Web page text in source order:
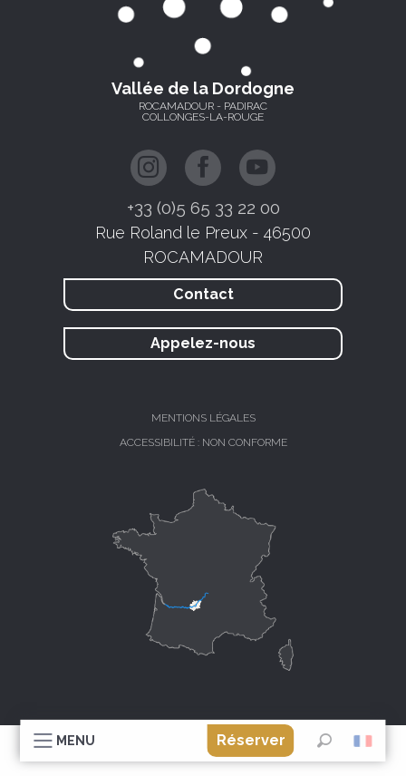
MENU
Réserver
Recherche
Vallée de la Dordogne
ROCAMADOUR - PADIRAC
COLLONGES-LA-ROUGE
+33 (0)5 65 33 22 00
Rue Roland le Preux - 46500
ROCAMADOUR
Contact
Appelez-nous
MENTIONS LÉGALES
ACCESSIBILITÉ : NON CONFORME